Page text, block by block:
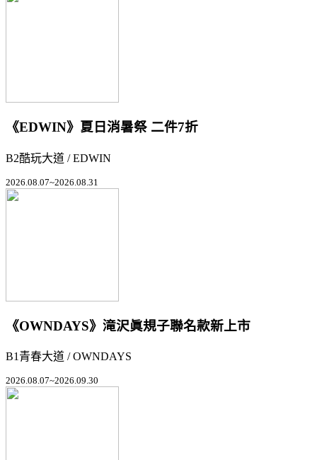
《EDWIN》夏日消暑祭 二件7折
B2酷玩大道 / EDWIN
2026.08.07~2026.08.31
《OWNDAYS》滝沢眞規子聯名款新上市
B1青春大道 / OWNDAYS
2026.08.07~2026.09.30